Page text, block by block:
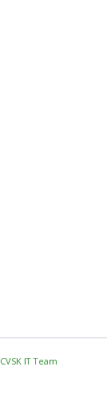
CVSK IT Team